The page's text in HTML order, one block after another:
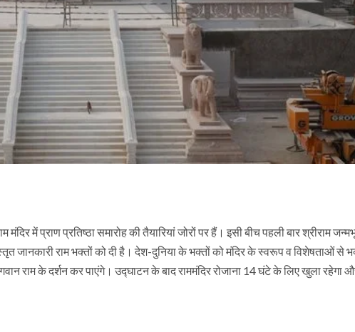
में प्राण प्रतिष्ठा समारोह की तैयारियां जोरों पर हैं। इसी बीच पहली बार श्रीराम
जानकारी राम भक्तों को दी है। देश-दुनिया के भक्तों को मंदिर के स्वरूप व विशेषताओं से
राम के दर्शन कर पाएंगे। उद्घाटन के बाद राममंदिर रोजाना 14 घंटे के लिए खुला रहेगा